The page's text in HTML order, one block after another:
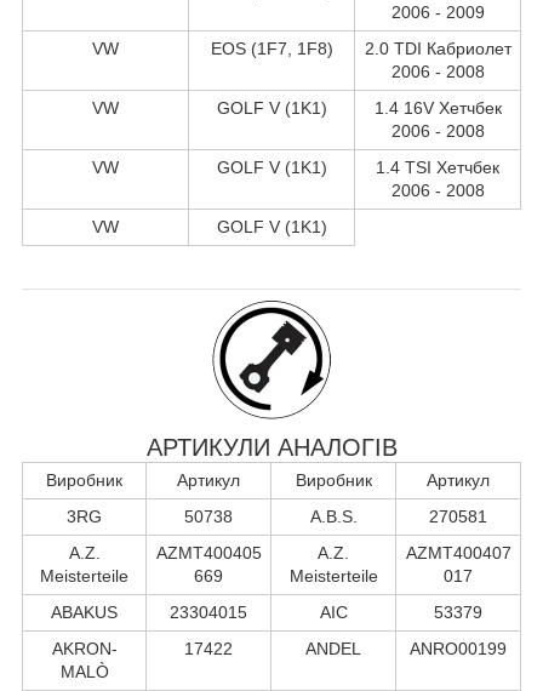
2006 - 2009
VW
EOS (1F7, 1F8)
2.0 TDI Кабриолет
2006 - 2008
VW
GOLF V (1K1)
1.4 16V Хетчбек
2006 - 2008
VW
GOLF V (1K1)
1.4 TSI Хетчбек
2006 - 2008
VW
GOLF V (1K1)
АРТИКУЛИ АНАЛОГІВ
Виробник Артикул Виробник
Артикул
3RG
50738 A.B.S.
270581
A.Z.
Meisterteile
AZMT400405
669
A.Z.
Meisterteile
AZMT400407
017
ABAKUS
23304015 AIC
53379
AKRON-
MALÒ
17422 ANDEL ANRO00199